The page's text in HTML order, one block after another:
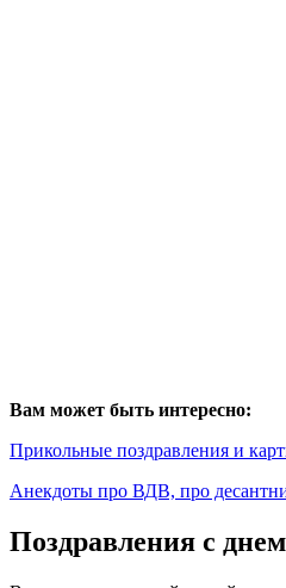
Вам может быть интересно:
Прикольные поздравления и
Анекдоты про ВДВ, про
Поздравления с